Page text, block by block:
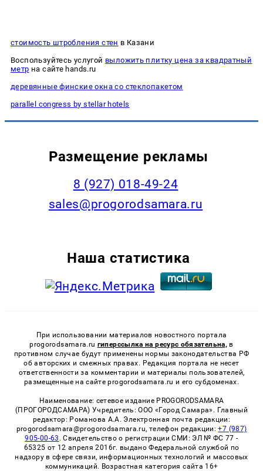
стоимость штробления стен в Казани
Воспользуйтесь услугой выложить плитку цена за квадратный
метр на сайте hands.ru
деревянные финские окна со стеклопакетом
parallel congress by stellar hotels
Размещение рекламы
8 (927) 018-49-24
sales@progorodsamara.ru
Наша статистика
При использовании материалов новостного портала
progorodsamara.ru гиперссылка на ресурс обязательна, в
противном случае будут применены нормы законодательства РФ
об авторских и смежных правах. Редакция портала не несет
ответственности за комментарии и материалы пользователей,
размещенные на сайте progorodsamara.ru и его субдоменах.
Наименование: сетевое издание PROGORODSAMARA
(ПРОГОРОДСАМАРА) Учредитель: ООО «Город Самара». Главный
редактор: Романова А.А. Электронная почта редакции:
progorodsamara@progorodsamara.ru, телефон редакции:+7 (987)
905-00-63 . Свидетельство о регистрации СМИ: ЭЛ № ФС 77 -
65325 от 12 апреля 2016г. выдано Федеральной службой по
надзору в сфере связи, информационных технологий и массовых
коммуникаций. Возрастная категория сайта 16+